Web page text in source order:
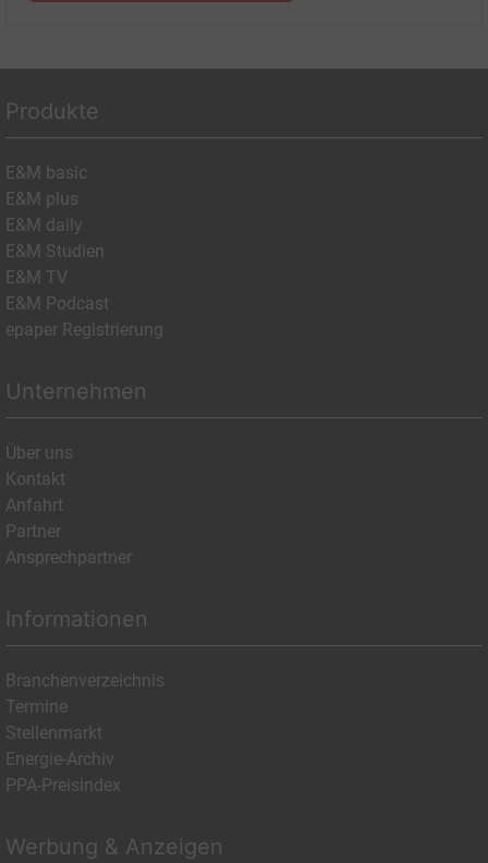
Produkte
E&M basic
E&M plus
E&M daily
E&M Studien
E&M TV
E&M Podcast
epaper Registrierung
Unternehmen
Über uns
Kontakt
Anfahrt
Partner
Ansprechpartner
Informationen
Branchenverzeichnis
Termine
Stellenmarkt
Energie-Archiv
PPA-Preisindex
Werbung & Anzeigen